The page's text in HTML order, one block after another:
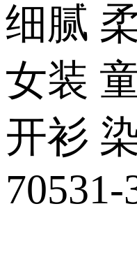
细腻
女装
开衫
70531-